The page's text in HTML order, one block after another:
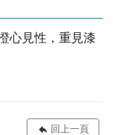
心見性，重見漆
回上一頁